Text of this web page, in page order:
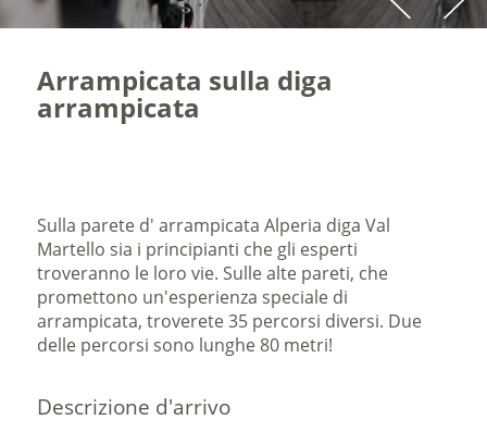
Arrampicata sulla diga
arrampicata
Sulla parete d' arrampicata Alperia diga Val
Martello sia i principianti che gli esperti
troveranno le loro vie. Sulle alte pareti, che
promettono un'esperienza speciale di
arrampicata, troverete 35 percorsi diversi. Due
delle percorsi sono lunghe 80 metri!
Descrizione d'arrivo